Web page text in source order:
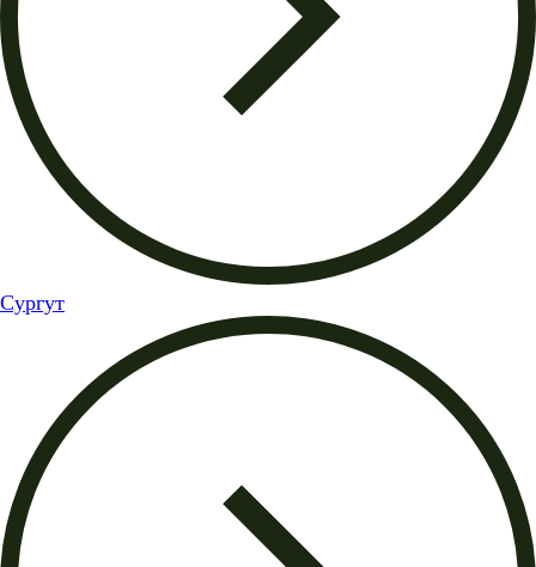
Сургут